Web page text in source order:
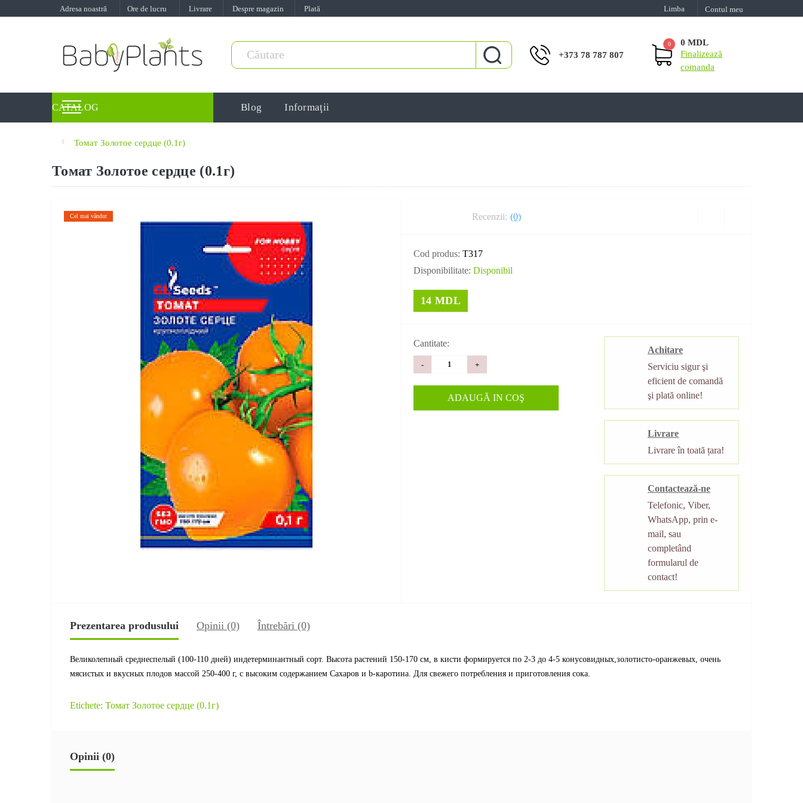
Adresa noastră Ore de lucru Livrare Despre magazin Plată Limba Contul meu
+373 78 787 807
0
0 MDL
Finalizează
comanda
CATALOG Blog Informaţii
Томат Золотое сердце (0.1г)
Томат Золотое сердце (0.1г)
Cel mai vândut Recenzii: (0)
Cod produs: T317
Disponibilitate: Disponibil
14 MDL
Cantitate:
- +
ADAUGĂ IN COŞ
Achitare
Serviciu sigur şi
eficient de comandă
şi plată online!
Livrare
Livrare în toată țara!
Contactează-ne
Telefonic, Viber,
WhatsApp, prin e-
mail, sau
completând
formularul de
contact!
Prezentarea produsului Opinii (0) Întrebări (0)
Великолепный среднеспелый (100-110 дней) индетерминантный сорт. Высота растений 150-170 см, в кисти формируется по 2-3 до 4-5 конусовидных,золотисто-оранжевых, очень
мясистых и вкусных плодов массой 250-400 г, с высоким содержанием Сахаров и b-каротина. Для свежего потребления и приготовления сока.
Etichete: Томат Золотое сердце (0.1г)
Opinii (0)